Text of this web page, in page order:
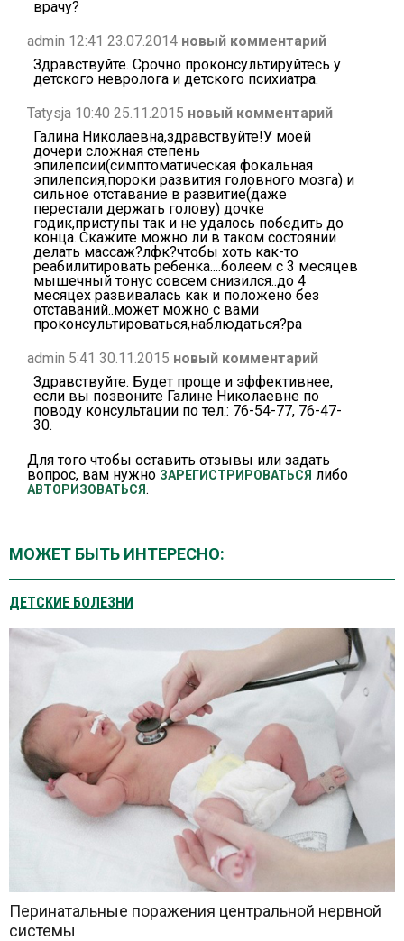
врачу?
admin 12:41 23.07.2014 новый комментарий
Здравствуйте. Срочно проконсультируйтесь у
детского невролога и детского психиатра.
Tatysja 10:40 25.11.2015 новый комментарий
Галина Николаевна,здравствуйте!У моей
дочери сложная степень
эпилепсии(симптоматическая фокальная
эпилепсия,пороки развития головного мозга) и
сильное отставание в развитие(даже
перестали держать голову) дочке
годик,приступы так и не удалось победить до
конца..Скажите можно ли в таком состоянии
делать массаж?лфк?чтобы хоть как-то
реабилитировать ребенка....болеем с 3 месяцев
мышечный тонус совсем снизился..до 4
месяцех развивалась как и положено без
отставаний..может можно с вами
проконсультироваться,наблюдаться?ра
admin 5:41 30.11.2015 новый комментарий
Здравствуйте. Будет проще и эффективнее,
если вы позвоните Галине Николаевне по
поводу консультации по тел.: 76-54-77, 76-47-
30.
Для того чтобы оставить отзывы или задать
вопрос, вам нужно ЗАРЕГИСТРИРОВАТЬСЯ либо
АВТОРИЗОВАТЬСЯ.
МОЖЕТ БЫТЬ ИНТЕРЕСНО:
ДЕТСКИЕ БОЛЕЗНИ
Перинатальные поражения центральной нервной
системы